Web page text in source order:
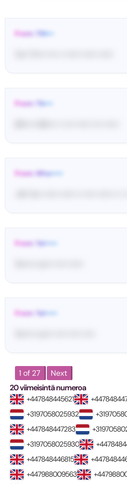
From: TIN•••
From: Tik•••
From: Wha•••••
<#• Yo•• •••••• •••••• •• ••••• •••••• •• •
From: Tel•••••
From: Tel•••••
1 of 27
Next
20 viimeisintä numeroa
+447848445621
+3197058025932
+447848447283
+3197058025930
+447848446815
+447988009563